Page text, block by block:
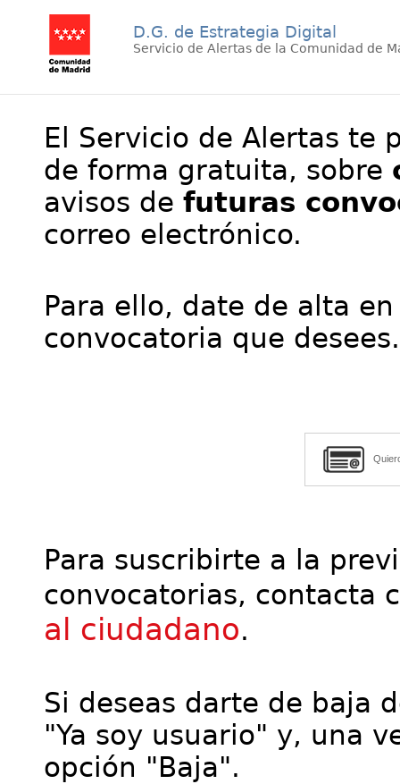
D.G. de Estrategia Digital
Servicio de Alertas de la Comunidad de
El Servicio de Alertas te
de forma gratuita, sobre
avisos de futuras
correo electrónico.
Para ello, date de alta
convocatoria que desees.
Para suscribirte a la
convocatorias, contacta
al ciudadano.
Si deseas darte de baja
"Ya soy usuario" y, una
opción "Baja".